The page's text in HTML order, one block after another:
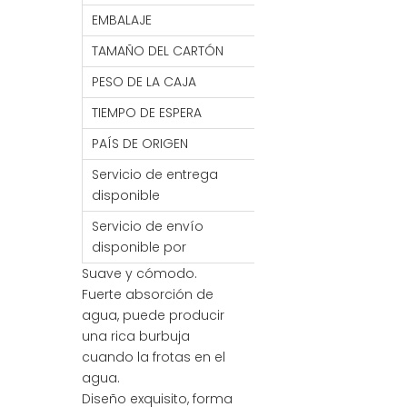
EMBALAJE
TAMAÑO DEL CARTÓN
PESO DE LA CAJA
TIEMPO DE ESPERA
PAÍS DE ORIGEN
Servicio de entrega
disponible
Servicio de envío
disponible por
Suave y cómodo.
Fuerte absorción de
agua, puede producir
una rica burbuja
cuando la frotas en el
agua.
Diseño exquisito, forma